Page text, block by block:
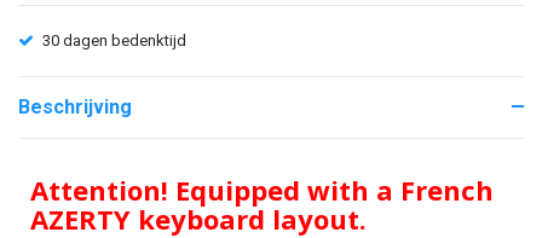
30 dagen bedenktijd
Beschrijving
Attention! Equipped with a French
AZERTY keyboard layout.